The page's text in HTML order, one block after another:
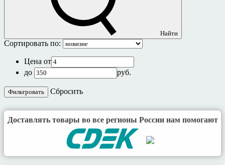
Найти
Сортировать по:
Цена от
до
руб.
Cбросить
Доставлять товары во все регионы России нам помогают